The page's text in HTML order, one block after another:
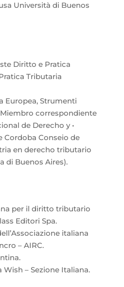
Università di Buenos
Diritto e Pratica
Tributaria
Europea, Strumenti
correspondiente
de Derecho y •
Cordoba Conseio de
en derecho tributario
di Buenos Aires).
per il diritto tributario
Editori Spa.
italiana
– AIRC.
Wish – Sezione Italiana.